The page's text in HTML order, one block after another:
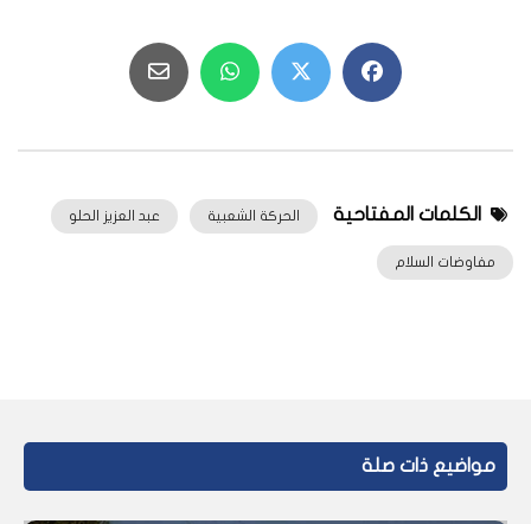
الكلمات المفتاحية الحركة الشعبية عبد العزيز الحلو
مفاوضات السلام
مواضيع ذات صلة